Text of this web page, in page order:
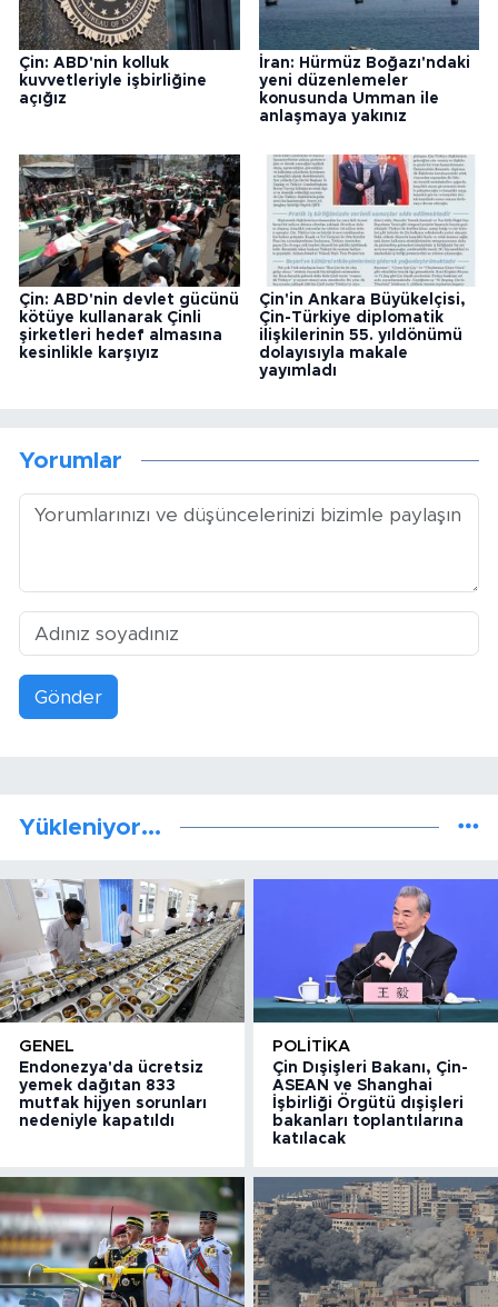
Çin: ABD'nin kolluk
kuvvetleriyle işbirliğine
açığız
İran: Hürmüz Boğazı'ndaki
yeni düzenlemeler
konusunda Umman ile
anlaşmaya yakınız
Çin: ABD'nin devlet gücünü
kötüye kullanarak Çinli
şirketleri hedef almasına
kesinlikle karşıyız
Çin'in Ankara Büyükelçisi,
Çin-Türkiye diplomatik
ilişkilerinin 55. yıldönümü
dolayısıyla makale
yayımladı
Yorumlar
Gönder
Yükleniyor...
GENEL
Endonezya'da ücretsiz
yemek dağıtan 833
mutfak hijyen sorunları
nedeniyle kapatıldı
POLITIKA
Çin Dışişleri Bakanı, Çin-
ASEAN ve Shanghai
İşbirliği Örgütü dışişleri
bakanları toplantılarına
katılacak